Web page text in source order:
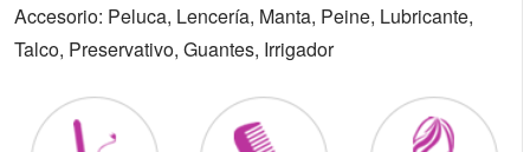
Accesorio: Peluca, Lencería, Manta, Peine, Lubricante,
Talco, Preservativo, Guantes, Irrigador